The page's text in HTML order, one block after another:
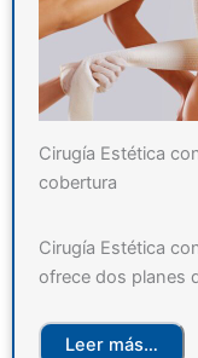
Cirugía Estética
cobertura
Cirugía Estética
ofrece dos planes
Leer más…